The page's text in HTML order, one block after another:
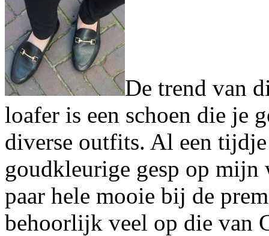
De trend van
loafer is een schoen die je
diverse outfits. Al een
goudkleurige gesp op
paar hele mooie bij de
behoorlijk veel op die van